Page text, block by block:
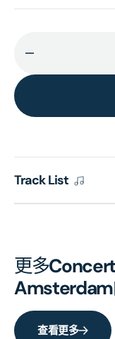
Symphonie
數
量
Track List
更多
Amsterdam
查看更多